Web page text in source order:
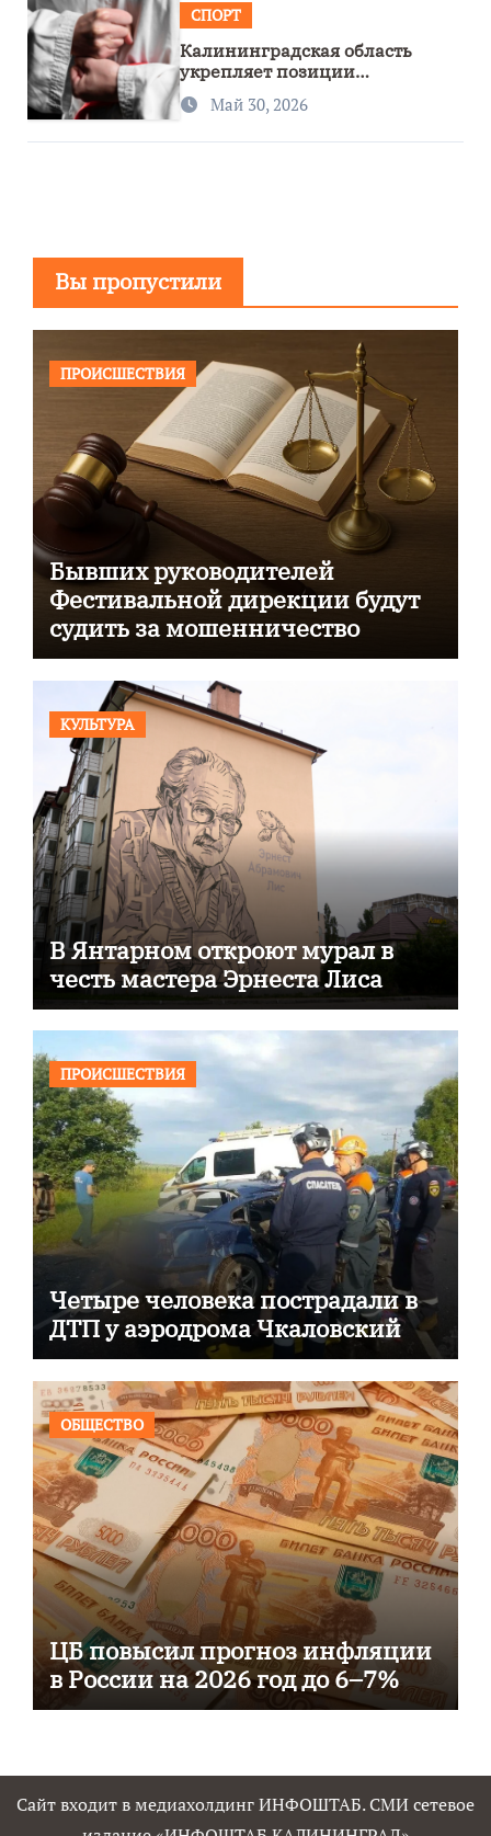
СПОРТ
Калининградская область
укрепляет позиции
спортивного региона
Май 30, 2026
Вы пропустили
ПРОИСШЕСТВИЯ
Бывших руководителей
Фестивальной дирекции будут
судить за мошенничество
КУЛЬТУРА
В Янтарном откроют мурал в
честь мастера Эрнеста Лиса
ПРОИСШЕСТВИЯ
Четыре человека пострадали в
ДТП у аэродрома Чкаловский
ОБЩЕСТВО
ЦБ повысил прогноз инфляции
в России на 2026 год до 6–7%
Сайт входит в медиахолдинг ИНФОШТАБ. СМИ сетевое